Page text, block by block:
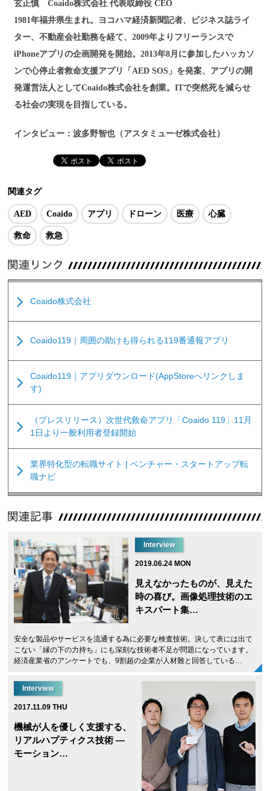
玄正慎 Coaido株式会社 代表取締役 CEO
1981年福井県生まれ。ヨコハマ経済新聞記者、ビジネス誌ライ
ター、不動産会社勤務を経て、2009年よりフリーランスで
iPhoneアプリの企画開発を開始。2013年8月に参加したハッカソ
ンで心停止者救命支援アプリ「AED SOS」を発案、アプリの開
発運営法人としてCoaido株式会社を創業。ITで突然死を減らせ
る社会の実現を目指している。
インタビュー：波多野智也（アスタミューゼ株式会社）
関連タグ
AED Coaido アプリ ドローン 医療 心臓
救命 救急
Coaido株式会社
Coaido119｜周囲の助けも得られる119番通報アプリ
Coaido119｜アプリダウンロード(AppStoreへリンクしま
す)
（プレスリリース）次世代救命アプリ「Coaido 119」11月
1日より一般利用者登録開始
業界特化型の転職サイト | ベンチャー・スタートアップ転
職ナビ
Interview
2019.06.24 MON
見えなかったものが、見えた
時の喜び。画像処理技術のエ
キスパート集…
安全な製品やサービスを流通する為に必要な検査技術。決して表には出て
こない「縁の下の力持ち」にも深刻な技術者不足が問題になっています。
経済産業省のアンケートでも、9割超の企業が人材難と回答している…
Interview
2017.11.09 THU
機械が人を優しく支援する、
リアルハプティクス技術 ―
モーション…